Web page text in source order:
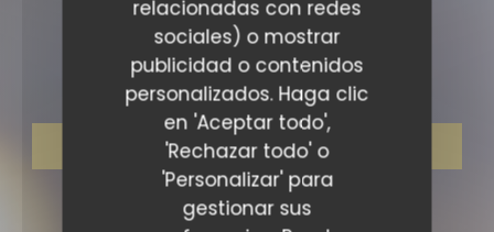
relacionadas con redes
sociales) o mostrar
publicidad o contenidos
personalizados. Haga clic
en 'Aceptar todo',
'Rechazar todo' o
'Personalizar' para
gestionar sus
RESTAURANTE BISTRONOMIQUE•
Maison Moly
RESERVAR UNA MESA